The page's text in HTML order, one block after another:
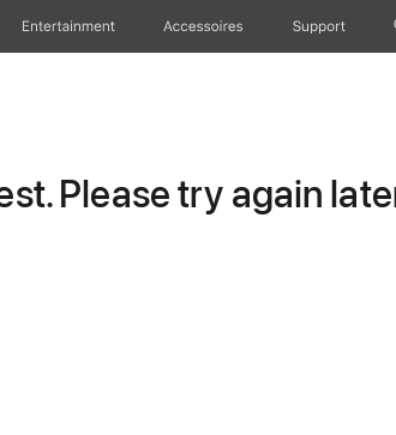
Entertainment Accessoires Support
Please try again